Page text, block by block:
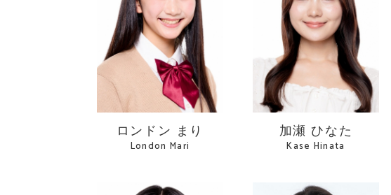
ロンドン まり
London Mari
加瀬 ひなた
Kase Hinata